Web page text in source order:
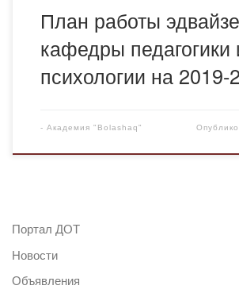
План работы
кафедры педагогики
психологии на 2019-
- Академия "Bolashaq"
Портал ДОТ
Новости
Объявления